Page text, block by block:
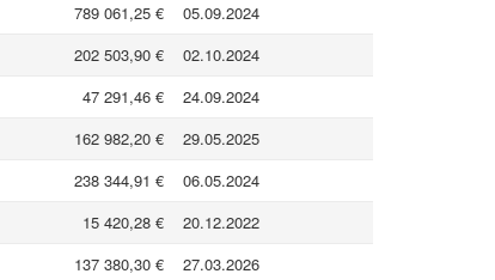
789 061,25 €
05.09.2024
202 503,90 €
02.10.2024
47 291,46 €
24.09.2024
162 982,20 €
29.05.2025
238 344,91 €
06.05.2024
15 420,28 €
20.12.2022
137 380,30 €
27.03.2026